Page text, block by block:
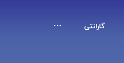
گارانتی